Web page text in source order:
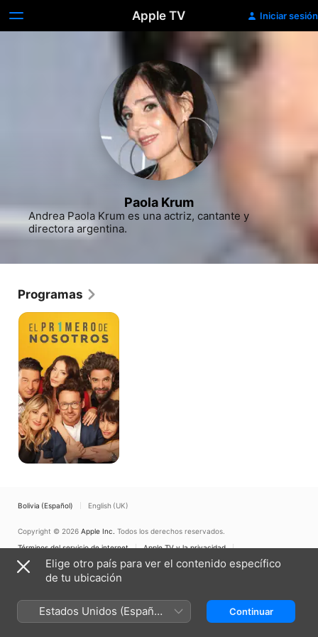
Apple TV Iniciar sesión
Paola Krum
Andrea Paola Krum es una actriz, cantante y
directora argentina.
Programas
El
Primero
de
Bolivia (Español) English (UK)
Copyright © 2026 Apple Inc. Todos los derechos reservados.
Términos del servicio de internet
Apple TV y la privacidad
Política de cookies
Soporte técnico
Elige otro país para ver el contenido específico
de tu ubicación
Estados Unidos (Español
México)
Continuar